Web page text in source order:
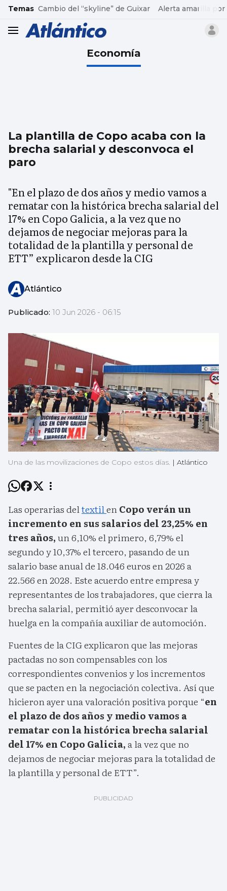
common.go-to-content
Temas Cambio del “skyline” de Guixar Alerta amarilla por
header.menu.open
Economía
La plantilla de Copo acaba con la
brecha salarial y desconvoca el
paro
"En el plazo de dos años y medio vamos a
rematar con la histórica brecha salarial del
17% en Copo Galicia, a la vez que no
dejamos de negociar mejoras para la
totalidad de la plantilla y personal de
ETT” explicaron desde la CIG
Atlántico
Publicado: 10 Jun 2026 - 06:15
Una de las movilizaciones de Copo estos días. | Atlántico
Las operarias deltextilenCopo verán un
incremento en sus salarios del 23,25% en
tres años,un 6,10% el primero, 6,79% el
segundo y 10,37% el tercero, pasando de un
salario base anual de 18.046 euros en 2026 a
22.566 en 2028. Este acuerdo entre empresa y
representantes de los trabajadores, que cierra la
brecha salarial, permitió ayer desconvocar la
huelga en la compañía auxiliar de automoción.
Fuentes de la CIG explicaron que las mejoras
pactadas no son compensables con los
correspondientes convenios y los incrementos
que se pacten en la negociación colectiva. Así que
hicieron ayer una valoración positiva porque “en
el plazo de dos años y medio vamos a
rematar con la histórica brecha salarial
del 17% en Copo Galicia,a la vez que no
dejamos de negociar mejoras para la totalidad de
la plantilla y personal de ETT”.